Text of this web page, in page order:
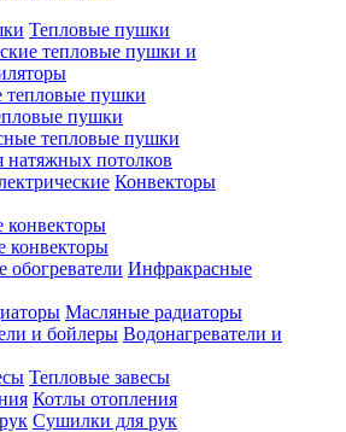
Тепловые пушки
тепловые пушки и
тепловые пушки
пушки
тепловые пушки
потолков
Конвекторы
конвекторы
конвекторы
Инфракрасные
Масляные радиаторы
Водонагреватели и
Тепловые завесы
Котлы отопления
Сушилки для рук